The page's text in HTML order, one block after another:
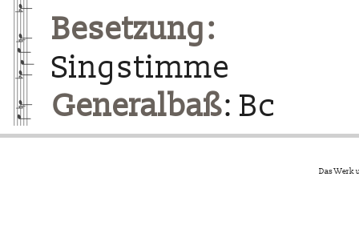
Besetzung:
Singstimme
Generalbaß: Bc
Das Werk